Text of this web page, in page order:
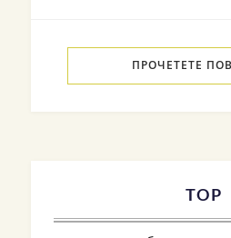
ПРОЧЕТЕТЕ
TOP